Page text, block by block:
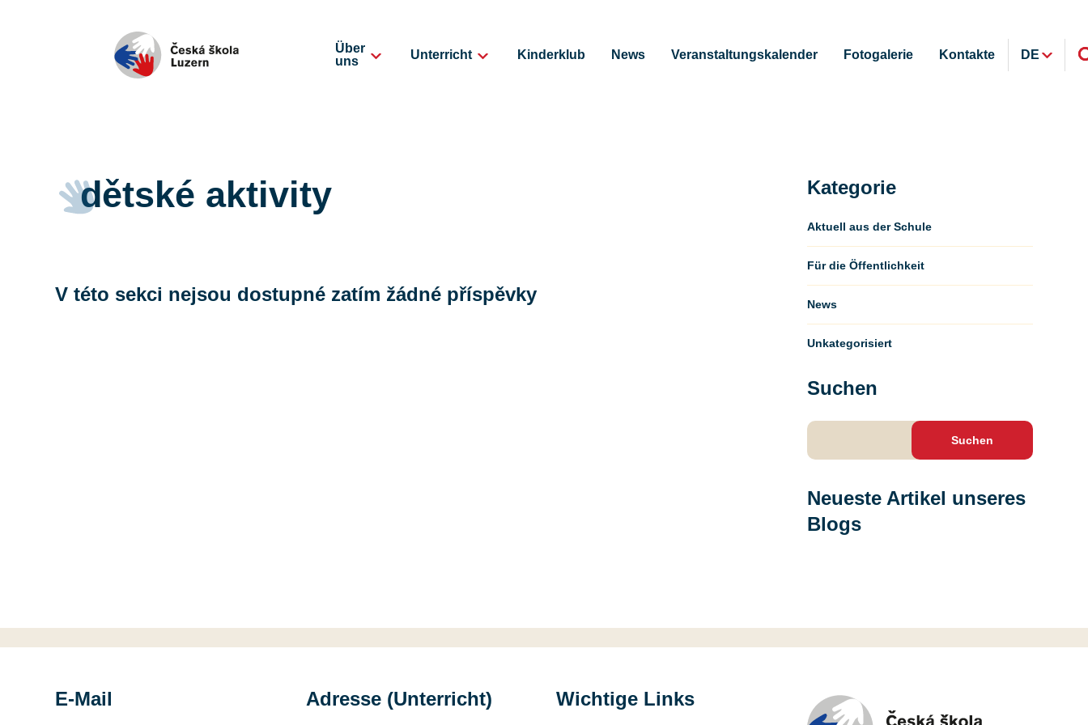
Über
uns
Unterricht Kinderklub News Veranstaltungskalender Fotogalerie Kontakte DE
dětské aktivity
V této sekci nejsou dostupné zatím žádné příspěvky
Kategorie
Aktuell aus der Schule
Für die Öffentlichkeit
News
Unkategorisiert
Suchen
Neueste Artikel unseres
Blogs
E-Mail Adresse (Unterricht) Wichtige Links